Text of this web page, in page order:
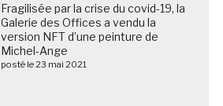
Fragilisée par la crise du covid-19, la
Galerie des Offices a vendu la
version NFT d’une peinture de
Michel-Ange
posté le 23 mai 2021